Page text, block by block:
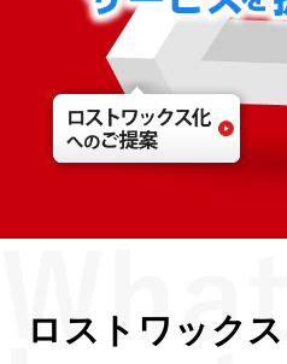
ロストワックス